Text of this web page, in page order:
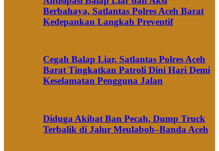
Berbahaya, Satlantas Polres Aceh Barat
Kedepankan Langkah Preventif
Cegah Balap Liar, Satlantas Polres Aceh
Barat Tingkatkan Patroli Dini Hari Demi
Keselamatan Pengguna Jalan
Diduga Akibat Ban Pecah, Dump Truck
Terbalik di Jalur Meulaboh–Banda Aceh